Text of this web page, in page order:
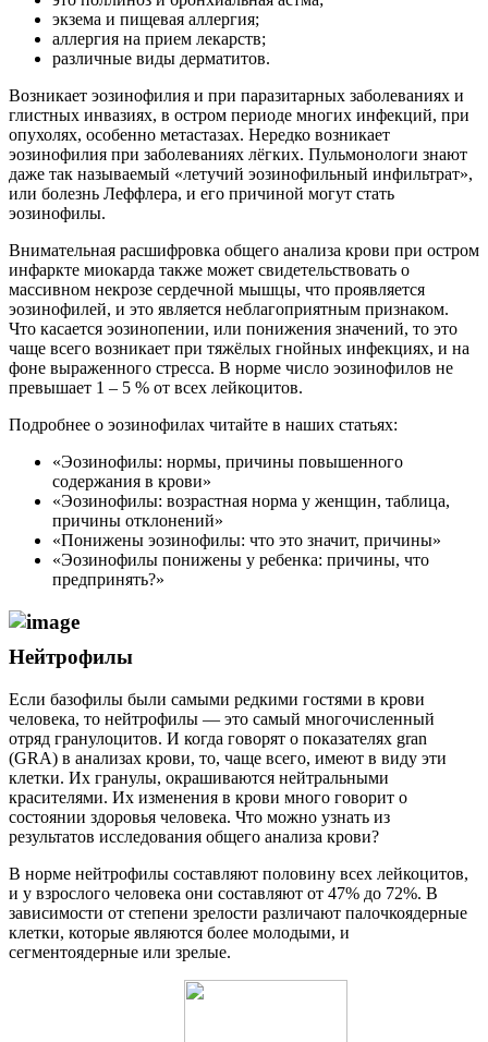
экзема и пищевая аллергия;
аллергия на прием лекарств;
различные виды дерматитов.
Возникает эозинофилия и при паразитарных заболеваниях и
глистных инвазиях, в остром периоде многих инфекций, при
опухолях, особенно метастазах. Нередко возникает
эозинофилия при заболеваниях лёгких. Пульмонологи знают
даже так называемый «летучий эозинофильный инфильтрат»,
или болезнь Леффлера, и его причиной могут стать
эозинофилы.
Внимательная расшифровка общего анализа крови при остром
инфаркте миокарда также может свидетельствовать о
массивном некрозе сердечной мышцы, что проявляется
эозинофилей, и это является неблагоприятным признаком.
Что касается эозинопении, или понижения значений, то это
чаще всего возникает при тяжёлых гнойных инфекциях, и на
фоне выраженного стресса. В норме число эозинофилов не
превышает 1 – 5 % от всех лейкоцитов.
Подробнее о эозинофилах читайте в наших статьях:
«Эозинофилы: нормы, причины повышенного
содержания в крови»
«Эозинофилы: возрастная норма у женщин, таблица,
причины отклонений»
«Понижены эозинофилы: что это значит, причины»
«Эозинофилы понижены у ребенка: причины, что
предпринять?»
Нейтрофилы
Если базофилы были самыми редкими гостями в крови
человека, то нейтрофилы — это самый многочисленный
отряд гранулоцитов. И когда говорят о показателях gran
(GRA) в анализах крови, то, чаще всего, имеют в виду эти
клетки. Их гранулы, окрашиваются нейтральными
красителями. Их изменения в крови много говорит о
состоянии здоровья человека. Что можно узнать из
результатов исследования общего анализа крови?
В норме нейтрофилы составляют половину всех лейкоцитов,
и у взрослого человека они составляют от 47% до 72%. В
зависимости от степени зрелости различают палочкоядерные
клетки, которые являются более молодыми, и
сегментоядерные или зрелые.